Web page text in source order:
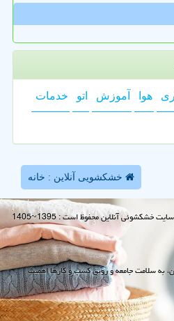
هوا آموزش اتو خدمات
خشکشویی آنلاین : خانه
به سلامت جامعه و رونق کسب و کارها اهمیت